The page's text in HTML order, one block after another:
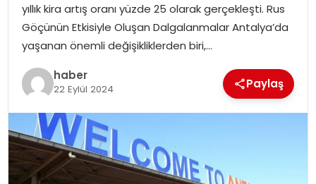
EĞITIM
GENEL
yıllık kira artış oranı yüzde 25 olarak gerçekleşti. Rus
Göçünün Etkisiyle Oluşan Dalgalanmalar Antalya’da
yaşanan önemli değişikliklerden biri,…
haber
22 Eylül 2024 Paylaş